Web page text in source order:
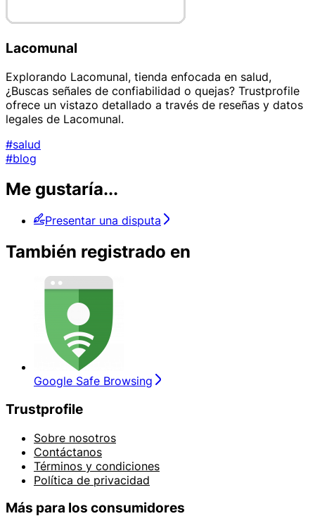
Lacomunal
Explorando Lacomunal, tienda enfocada en salud,
¿Buscas señales de confiabilidad o quejas? Trustprofile
ofrece un vistazo detallado a través de reseñas y datos
legales de Lacomunal.
#salud
#blog
Me gustaría...
Presentar una disputa
También registrado en
Google Safe Browsing
Trustprofile
Sobre nosotros
Contáctanos
Términos y condiciones
Política de privacidad
Más para los consumidores